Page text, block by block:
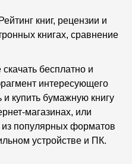
книг, рецензии и
книгах, сравнение
бесплатно и
интересующего
и купить бумажную книгу
магазинах, или
из популярных форматов
устройстве и ПК.